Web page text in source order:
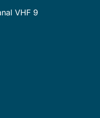
VHF 9